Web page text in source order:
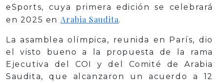
eSports, cuya primera edición se celebrará
en 2025 en Arabia Saudita.
La asamblea olímpica, reunida en París, dio
el visto bueno a la propuesta de la rama
Ejecutiva del COI y del Comité de Arabia
Saudita, que alcanzaron un acuerdo a 12